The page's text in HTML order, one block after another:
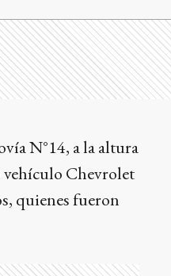
N°14, a la altura
Chevrolet
quienes fueron